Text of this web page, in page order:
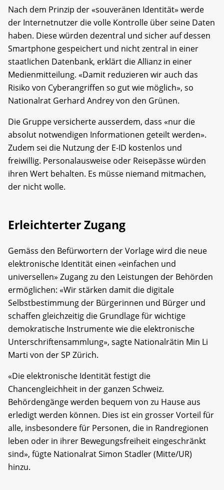
Nach dem Prinzip der «souveränen Identität» werde
der Internetnutzer die volle Kontrolle über seine Daten
haben. Diese würden dezentral und sicher auf dessen
Smartphone gespeichert und nicht zentral in einer
staatlichen Datenbank, erklärt die Allianz in einer
Medienmitteilung. «Damit reduzieren wir auch das
Risiko von Cyberangriffen so gut wie möglich», so
Nationalrat Gerhard Andrey von den Grünen.
Die Gruppe versicherte ausserdem, dass «nur die
absolut notwendigen Informationen geteilt werden».
Zudem sei die Nutzung der E-ID kostenlos und
freiwillig. Personalausweise oder Reisepässe würden
ihren Wert behalten. Es müsse niemand mitmachen,
der nicht wolle.
Erleichterter Zugang
Gemäss den Befürwortern der Vorlage wird die neue
elektronische Identität einen «einfachen und
universellen» Zugang zu den Leistungen der Behörden
ermöglichen: «Wir stärken damit die digitale
Selbstbestimmung der Bürgerinnen und Bürger und
schaffen gleichzeitig die Grundlage für wichtige
demokratische Instrumente wie die elektronische
Unterschriftensammlung», sagte Nationalrätin Min Li
Marti von der SP Zürich.
«Die elektronische Identität festigt die
Chancengleichheit in der ganzen Schweiz.
Behördengänge werden bequem von zu Hause aus
erledigt werden können. Dies ist ein grosser Vorteil für
alle, insbesondere für Personen, die in Randregionen
leben oder in ihrer Bewegungsfreiheit eingeschränkt
sind», fügte Nationalrat Simon Stadler (Mitte/UR)
hinzu.